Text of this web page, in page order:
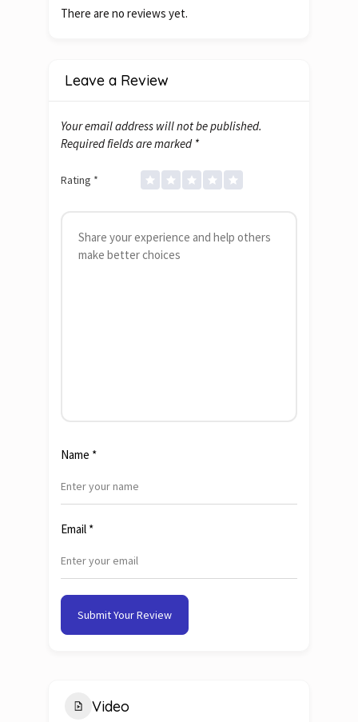
There are no reviews yet.
Leave a Review
Your email address will not be published.
Required fields are marked *
Rating *
Name *
Email *
Submit Your Review
Video